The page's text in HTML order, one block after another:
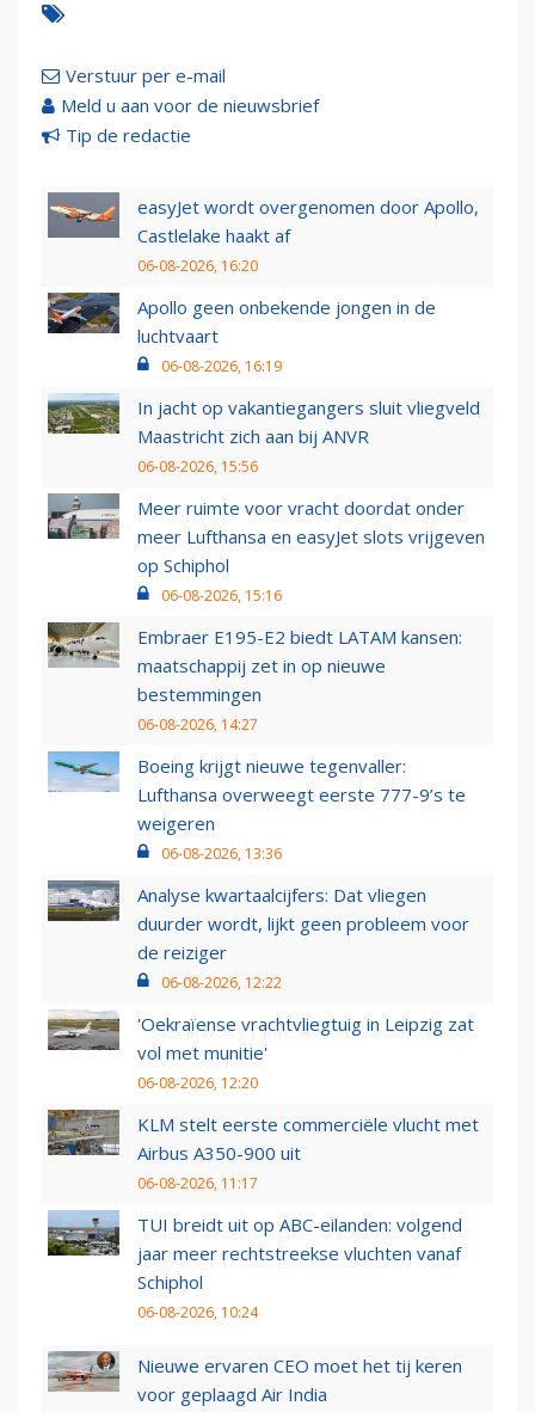
Verstuur per e-mail
Meld u aan voor de nieuwsbrief
Tip de redactie
easyJet wordt overgenomen door Apollo,
Castlelake haakt af
06-08-2026, 16:20
Apollo geen onbekende jongen in de
luchtvaart
06-08-2026, 16:19
In jacht op vakantiegangers sluit vliegveld
Maastricht zich aan bij ANVR
06-08-2026, 15:56
Meer ruimte voor vracht doordat onder
meer Lufthansa en easyJet slots vrijgeven
op Schiphol
06-08-2026, 15:16
Embraer E195-E2 biedt LATAM kansen:
maatschappij zet in op nieuwe
bestemmingen
06-08-2026, 14:27
Boeing krijgt nieuwe tegenvaller:
Lufthansa overweegt eerste 777-9’s te
weigeren
06-08-2026, 13:36
Analyse kwartaalcijfers: Dat vliegen
duurder wordt, lijkt geen probleem voor
de reiziger
06-08-2026, 12:22
'Oekraïense vrachtvliegtuig in Leipzig zat
vol met munitie'
06-08-2026, 12:20
KLM stelt eerste commerciële vlucht met
Airbus A350-900 uit
06-08-2026, 11:17
TUI breidt uit op ABC-eilanden: volgend
jaar meer rechtstreekse vluchten vanaf
Schiphol
06-08-2026, 10:24
Nieuwe ervaren CEO moet het tij keren
voor geplaagd Air India